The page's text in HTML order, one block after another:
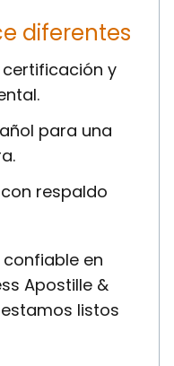
diferentes
certificación y
para una
respaldo
en
Apostille &
listos